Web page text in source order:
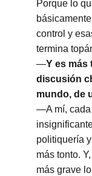
Porque lo
control y
termina
—Y es más
discusión
mundo, de
—A mí, cada
politiquería
más tonto.
más grave